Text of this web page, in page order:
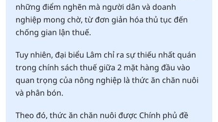
những điểm nghẽn mà người dân và doanh
nghiệp mong chờ, từ đơn giản hóa thủ tục đến
chống gian lận thuế.
Tuy nhiên, đại biểu Lâm chỉ ra sự thiếu nhất quán
trong chính sách thuế giữa 2 mặt hàng đầu vào
quan trọng của nông nghiệp là thức ăn chăn nuôi
và phân bón.
Theo đó, thức ăn chăn nuôi được Chính phủ đề